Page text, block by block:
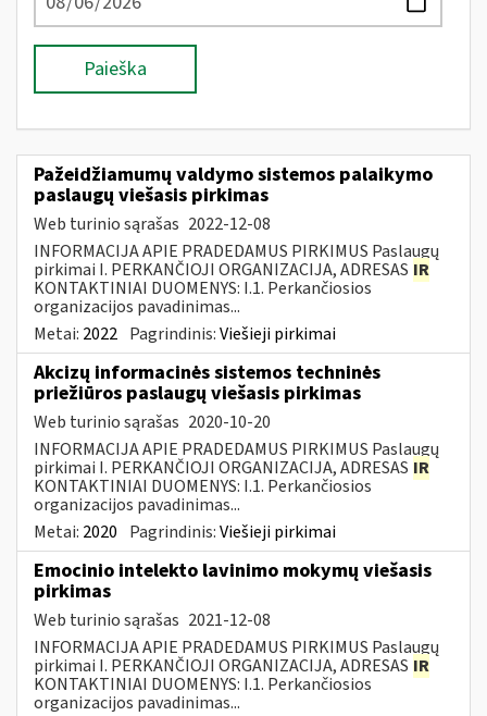
Paieška
Pažeidžiamumų valdymo sistemos palaikymo
paslaugų viešasis pirkimas
Web turinio sąrašas 2022-12-08
INFORMACIJA APIE PRADEDAMUS PIRKIMUS Paslaugų
pirkimai I. PERKANČIOJI ORGANIZACIJA, ADRESAS IR
KONTAKTINIAI DUOMENYS: I.1. Perkančiosios
organizacijos pavadinimas...
Metai: 2022 Pagrindinis:Viešieji pirkimai
Akcizų informacinės sistemos techninės
priežiūros paslaugų viešasis pirkimas
Web turinio sąrašas 2020-10-20
INFORMACIJA APIE PRADEDAMUS PIRKIMUS Paslaugų
pirkimai I. PERKANČIOJI ORGANIZACIJA, ADRESAS IR
KONTAKTINIAI DUOMENYS: I.1. Perkančiosios
organizacijos pavadinimas...
Metai: 2020 Pagrindinis:Viešieji pirkimai
Emocinio intelekto lavinimo mokymų viešasis
pirkimas
Web turinio sąrašas 2021-12-08
INFORMACIJA APIE PRADEDAMUS PIRKIMUS Paslaugų
pirkimai I. PERKANČIOJI ORGANIZACIJA, ADRESAS IR
KONTAKTINIAI DUOMENYS: I.1. Perkančiosios
organizacijos pavadinimas...